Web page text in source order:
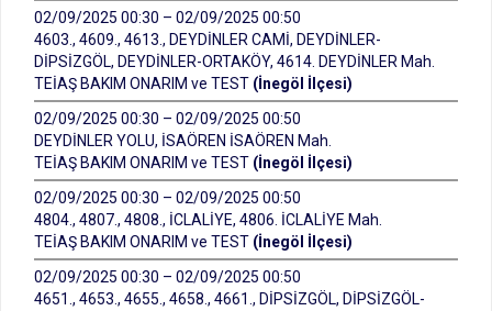
02/09/2025 00:30 – 02/09/2025 00:50
4603., 4609., 4613., DEYDİNLER CAMİ, DEYDİNLER-
DİPSİZGÖL, DEYDİNLER-ORTAKÖY, 4614. DEYDİNLER Mah.
TEİAŞ BAKIM ONARIM ve TEST (İnegöl İlçesi)
02/09/2025 00:30 – 02/09/2025 00:50
DEYDİNLER YOLU, İSAÖREN İSAÖREN Mah.
TEİAŞ BAKIM ONARIM ve TEST (İnegöl İlçesi)
02/09/2025 00:30 – 02/09/2025 00:50
4804., 4807., 4808., İCLALİYE, 4806. İCLALİYE Mah.
TEİAŞ BAKIM ONARIM ve TEST (İnegöl İlçesi)
02/09/2025 00:30 – 02/09/2025 00:50
4651., 4653., 4655., 4658., 4661., DİPSİZGÖL, DİPSİZGÖL-